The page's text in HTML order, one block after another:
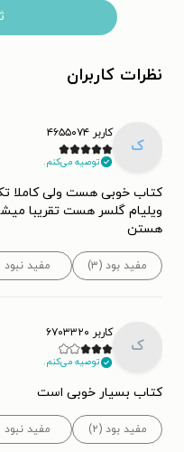
نظرات کاربران
ک
کاربر ۴۶۵۵۰۷۴
توصیه می‌کنم.
کتاب خوبی هست ولی کاملا
هستن
مفید بود (۳) مفید نبود
ک
کاربر ۶۷۰۳۳۲۰
توصیه می‌کنم.
کتاب بسیار خوبی است
مفید بود (۲) مفید نبود